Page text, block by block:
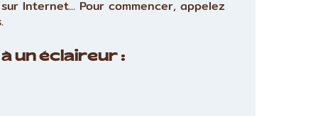
Internet... Pour commencer, appelez
un éclaireur :